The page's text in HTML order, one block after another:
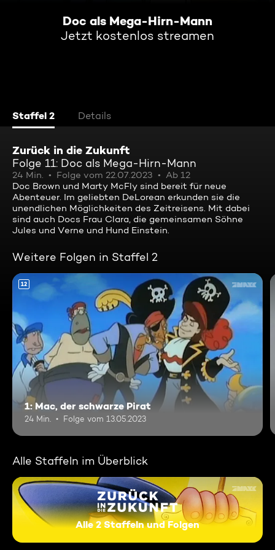
Doc als Mega-Hirn-Mann
Jetzt kostenlos streamen
Staffel 2 Details
Zurück in die Zukunft
Folge 11: Doc als Mega-Hirn-Mann
24 Min. Folge vom 22.07.2023
Ab 12
Doc Brown und Marty McFly sind bereit für neue
Abenteuer. Im geliebten DeLorean erkunden sie die
unendlichen Möglichkeiten des Zeitreisens. Mit dabei
sind auch Docs Frau Clara, die gemeinsamen Söhne
Jules und Verne und Hund Einstein.
Weitere Folgen in Staffel 2
12
1: Mac, der schwarze Pirat
24 Min. Folge vom 13.05.2023
Alle Staffeln im Überblick
Alle 2 Staffeln und Folgen